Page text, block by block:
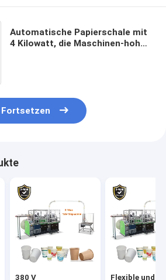
Automatische Papierschale mit
4 Kilowatt, die Maschinen-hohe
Fortsetzen
380 V Flexible und